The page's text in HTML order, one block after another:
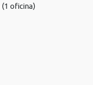
(1 oficina)